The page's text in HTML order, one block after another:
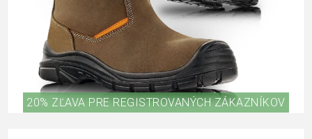
20% ZĽAVA PRE REGISTROVANÝCH ZÁKAZNÍKOV